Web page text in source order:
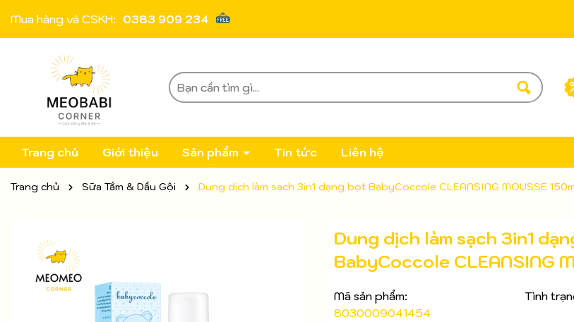
Mua hàng và CSKH: 0383 909 234
Trang chủ Giới thiệu Sản phẩm Tin tức Liên hệ
Trang chủ Sữa Tắm & Dầu Gội Dung dịch làm sạch 3in1 dạng bọt BabyCoccole CLEANSING MOUSSE
Dung dịch làm sạch 3in1
BabyCoccole CLEANSING
Mã sản phẩm:
8030009041454
Tình